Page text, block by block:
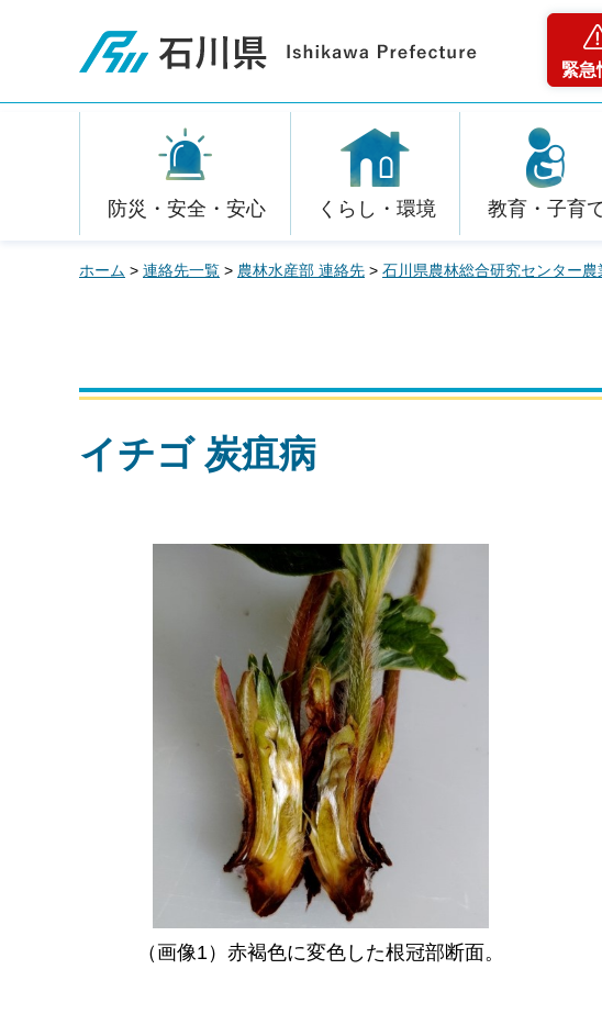
石川県
緊急
防災・安全・安心 くらし・環境 教育・子育
ホーム > 連絡先一覧 > 農林水産部 連絡先 > 石川県農林総合研究センター農
イチゴ 炭疽病
（画像1）赤褐色に変色した根冠部断面。